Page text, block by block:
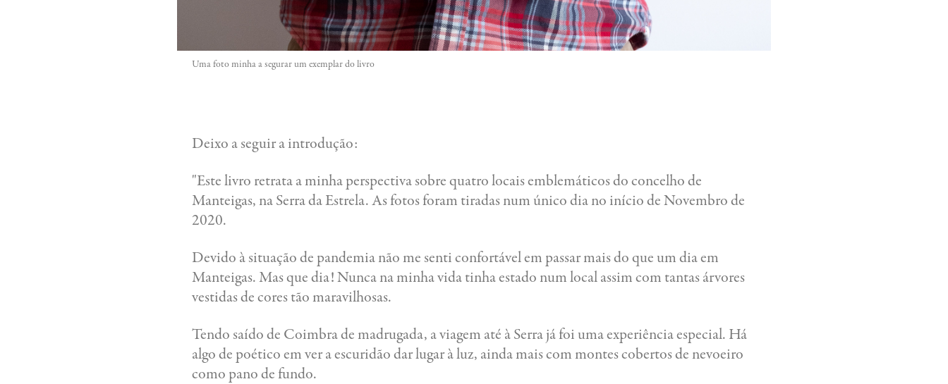
Uma foto minha a segurar um exemplar do livro
Deixo a seguir a introdução:
"Este livro retrata a minha perspectiva sobre quatro locais emblemáticos do concelho de
Manteigas, na Serra da Estrela. As fotos foram tiradas num único dia no início de Novembro de
2020.
Devido à situação de pandemia não me senti confortável em passar mais do que um dia em
Manteigas. Mas que dia! Nunca na minha vida tinha estado num local assim com tantas árvores
vestidas de cores tão maravilhosas.
Tendo saído de Coimbra de madrugada, a viagem até à Serra já foi uma experiência especial. Há
algo de poético em ver a escuridão dar lugar à luz, ainda mais com montes cobertos de nevoeiro
como pano de fundo.